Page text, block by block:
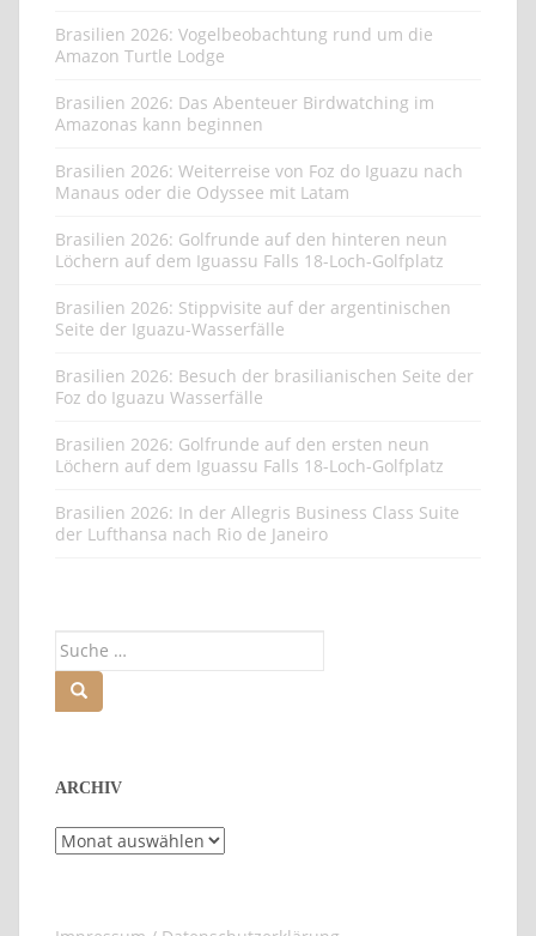
Brasilien 2026: Vogelbeobachtung rund um die
Amazon Turtle Lodge
Brasilien 2026: Das Abenteuer Birdwatching im
Amazonas kann beginnen
Brasilien 2026: Weiterreise von Foz do Iguazu nach
Manaus oder die Odyssee mit Latam
Brasilien 2026: Golfrunde auf den hinteren neun
Löchern auf dem Iguassu Falls 18-Loch-Golfplatz
Brasilien 2026: Stippvisite auf der argentinischen
Seite der Iguazu-Wasserfälle
Brasilien 2026: Besuch der brasilianischen Seite der
Foz do Iguazu Wasserfälle
Brasilien 2026: Golfrunde auf den ersten neun
Löchern auf dem Iguassu Falls 18-Loch-Golfplatz
Brasilien 2026: In der Allegris Business Class Suite
der Lufthansa nach Rio de Janeiro
ARCHIV
Archiv